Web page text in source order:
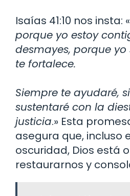
Isaías 41:10 nos insta: «
porque yo estoy
desmayes, porque yo
te fortalece.
Siempre te ayudaré,
sustentaré con la
justicia.» Esta
asegura que, incluso
oscuridad, Dios está
restaurarnos y